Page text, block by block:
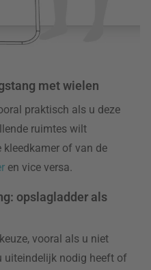
met wielen
praktisch als u deze
ruimtes wilt
kleedkamer of van de
en vice versa.
opslagladder als
vooral als u niet
uiteindelijk nodig heeft of